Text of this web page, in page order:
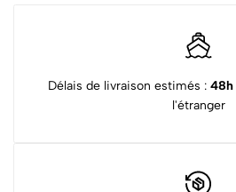
Délais de livraison estimés : 48h
l'étranger